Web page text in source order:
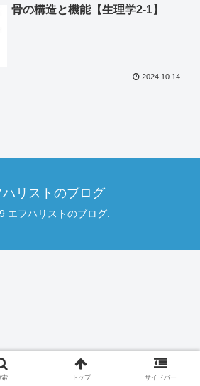
骨の構造と機能【生理学2‐1】
2024.10.14
ハリストのブログ
エフハリストのブログ.
索 トップ サイドバー